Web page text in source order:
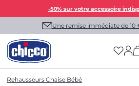
-50% sur votre accessoire
Une remise immédiate de 10
Rehausseurs Chaise Bébé